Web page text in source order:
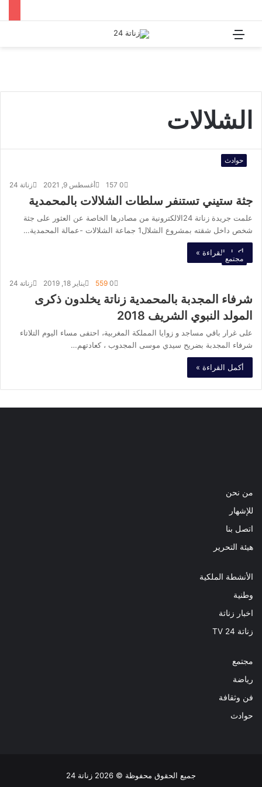
القائمة
الشلالات
حوادث
زناتة 24 أغسطس 9, 2021 0
جثة ستيني تستنفر سلطات الشلالات بالمحمدية
علمت جريدة زناتة 24الالكترونية من مصادرها الخاصة عن العثور على جثة
شخص داخل شقته بمشروع الشلال1 جماعة الشلالات -عمالة المحمدية…
أكمل القراءة »
مجتمع
زناتة 24 يناير 18, 2019 0
شرفاء المجدبة بالمحمدية زناتة يخلدون ذكرى
المولد النبوي الشريف 2018
على غرار باقي مساجد و زوايا المملكة المغربية، احتفى مساء اليوم التلاتاء
شرفاء المجدبة بضريح سيدي موسى المجدوب ، كعادتهم…
أكمل القراءة »
من نحن
للإشهار
اتصل بنا
هيئة التحرير
الأنشطة الملكية
وطنية
اخبار زناتة
زناتة 24 TV
مجتمع
رياضة
فن وثقافة
حوادث
جميع الحقوق محفوظة © 2026 زناتة 24